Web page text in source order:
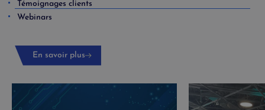
Témoignages clients
Webinars
En savoir plus